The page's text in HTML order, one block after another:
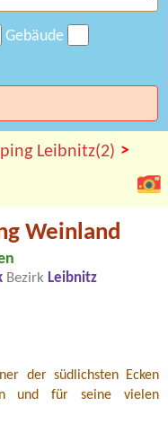
Gebäude
Leibnitz(2) >
Weinland
Bezirk Leibnitz
der südlichsten Ecken
und für seine vielen